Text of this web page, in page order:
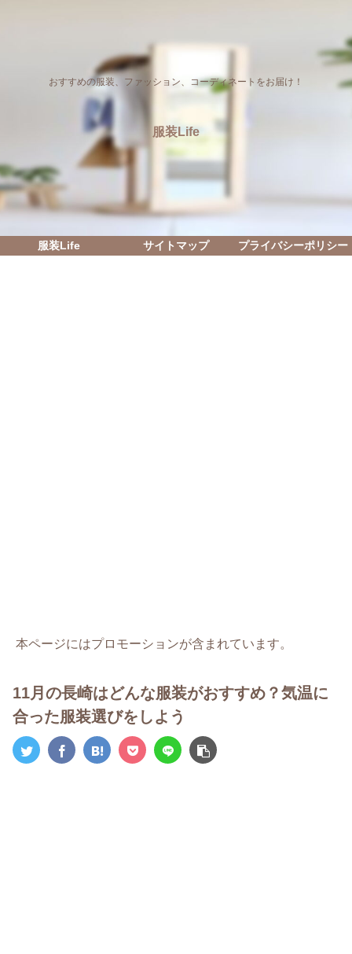
おすすめの服装、ファッション、コーディネートをお届け！
服装Life
服装Life サイトマップ プライバシーポリシー
本ページにはプロモーションが含まれています。
11月の長崎はどんな服装がおすすめ？気温に
合った服装選びをしよう